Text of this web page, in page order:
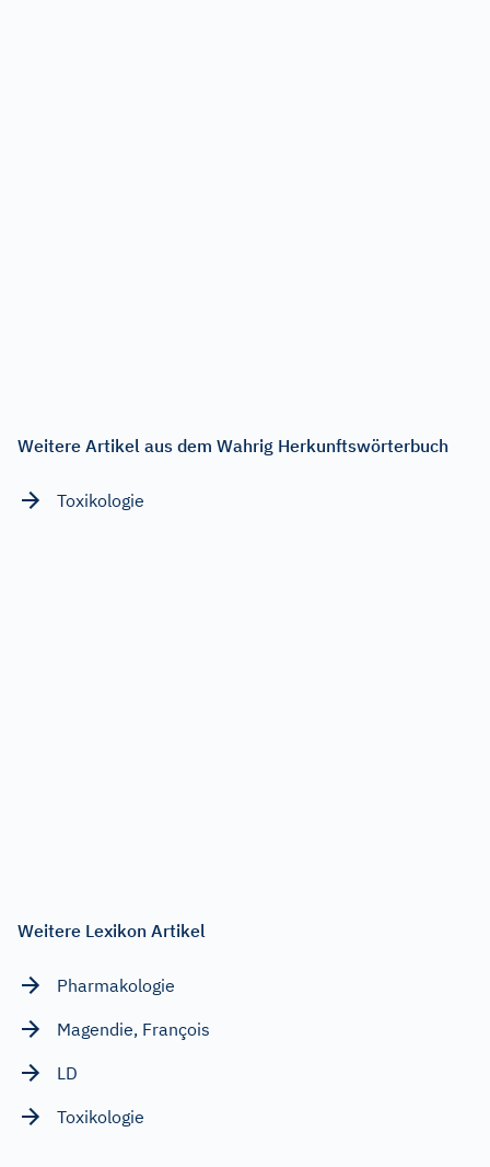
Weitere Artikel aus dem Wahrig Herkunftswörterbuch
Toxikologie
Weitere Lexikon Artikel
Pharmakologie
Magendie, François
LD
Toxikologie